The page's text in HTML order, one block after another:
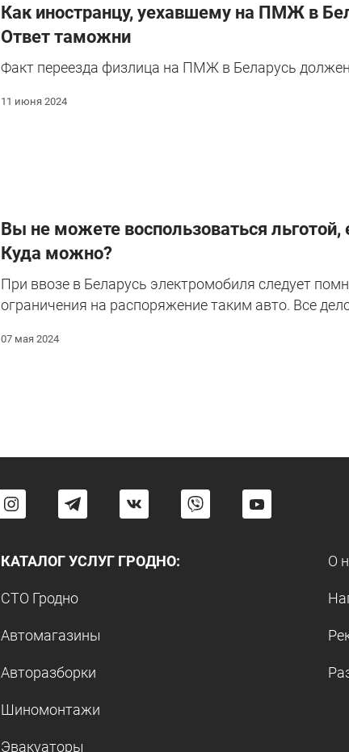
Как иностранцу, уехавшему на ПМЖ в
Ответ таможни
Факт переезда физлица на ПМЖ в Беларусь
11 июня 2024
Вы не можете воспользоваться льготой,
Куда можно?
При ввозе в Беларусь электромобиля следует
ограничения на распоряжение таким авто. Все
07 мая 2024
КАТАЛОГ УСЛУГ ГРОДНО:
СТО Гродно
Автомагазины
Авторазборки
Шиномонтажи
Эвакуаторы
О